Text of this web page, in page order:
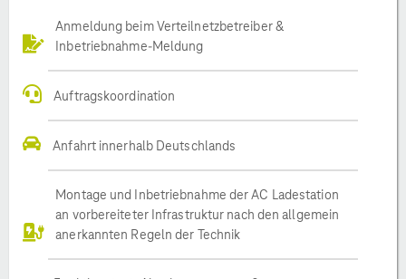
Anmeldung beim Verteilnetzbetreiber &
Inbetriebnahme-Meldung
Auftragskoordination
Anfahrt innerhalb Deutschlands
Montage und Inbetriebnahme der AC Ladestation
an vorbereiteter Infrastruktur nach den allgemein
anerkannten Regeln der Technik